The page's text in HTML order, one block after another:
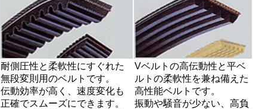
耐側圧性と柔軟性にすぐれた
無段変則用のベルトです。
伝動効率が高く、速度変化も
正確でスムーズにできます。
Vベルトの高伝動性と平ベ
ルトの柔軟性を兼ね備えた
高性能ベルトです。
振動や騒音が少ない、高負